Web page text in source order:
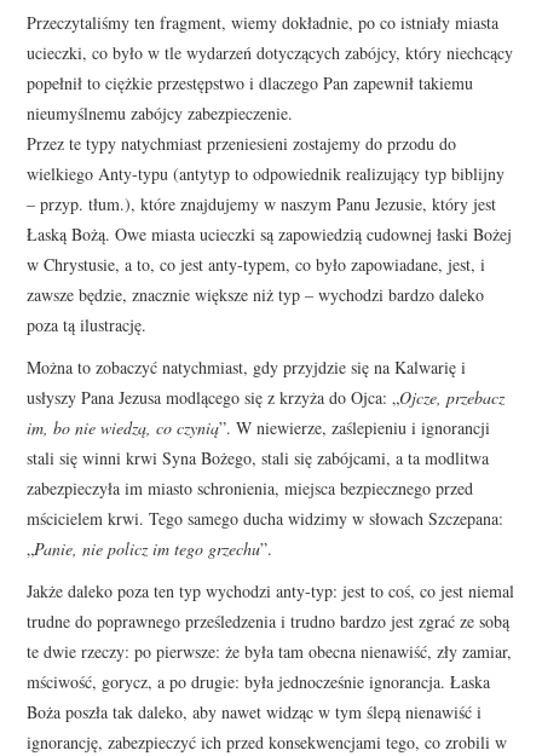
Przeczytaliśmy ten fragment, wiemy dokładnie, po co istniały miasta
ucieczki, co było w tle wydarzeń dotyczących zabójcy, który niechcący
popełnił to ciężkie przestępstwo i dlaczego Pan zapewnił takiemu
nieumyślnemu zabójcy zabezpieczenie.
Przez te typy natychmiast przeniesieni zostajemy do przodu do
wielkiego Anty-typu (antytyp to odpowiednik realizujący typ biblijny
– przyp. tłum.), które znajdujemy w naszym Panu Jezusie, który jest
Łaską Bożą. Owe miasta ucieczki są zapowiedzią cudownej łaski Bożej
w Chrystusie, a to, co jest anty-typem, co było zapowiadane, jest, i
zawsze będzie, znacznie większe niż typ – wychodzi bardzo daleko
poza tą ilustrację.
Można to zobaczyć natychmiast, gdy przyjdzie się na Kalwarię i
usłyszy Pana Jezusa modlącego się z krzyża do Ojca: „Ojcze, przebacz
im, bo nie wiedzą, co czynią”. W niewierze, zaślepieniu i ignorancji
stali się winni krwi Syna Bożego, stali się zabójcami, a ta modlitwa
zabezpieczyła im miasto schronienia, miejsca bezpiecznego przed
mścicielem krwi. Tego samego ducha widzimy w słowach Szczepana:
„Panie, nie policz im tego grzechu”.
Jakże daleko poza ten typ wychodzi anty-typ: jest to coś, co jest niemal
trudne do poprawnego prześledzenia i trudno bardzo jest zgrać ze sobą
te dwie rzeczy: po pierwsze: że była tam obecna nienawiść, zły zamiar,
mściwość, gorycz, a po drugie: była jednocześnie ignorancja. Łaska
Boża poszła tak daleko, aby nawet widząc w tym ślepą nienawiść i
ignorancję, zabezpieczyć ich przed konsekwencjami tego, co zrobili w